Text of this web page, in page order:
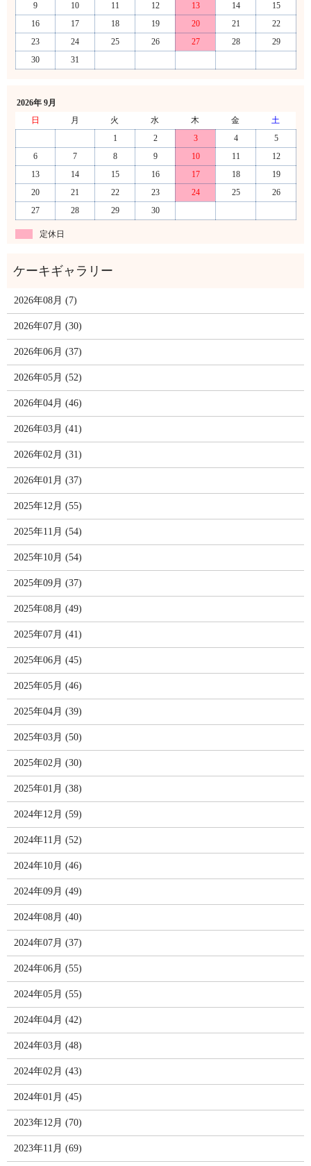
9
10 11 12 13 14
15
16
17 18 19 20 21
22
23
24 25 26 27 28
29
30
31
2026年 9月
日
月 火 水 木 金
土
1
2 3 4
5
6
7 8 9 10 11
12
13
14 15 16 17 18
19
20
21 22 23 24 25
26
27
28 29 30
定休日
2026年08月 (7)
2026年07月 (30)
2026年06月 (37)
2026年05月 (52)
2026年04月 (46)
2026年03月 (41)
2026年02月 (31)
2026年01月 (37)
2025年12月 (55)
2025年11月 (54)
2025年10月 (54)
2025年09月 (37)
2025年08月 (49)
2025年07月 (41)
2025年06月 (45)
2025年05月 (46)
2025年04月 (39)
2025年03月 (50)
2025年02月 (30)
2025年01月 (38)
2024年12月 (59)
2024年11月 (52)
2024年10月 (46)
2024年09月 (49)
2024年08月 (40)
2024年07月 (37)
2024年06月 (55)
2024年05月 (55)
2024年04月 (42)
2024年03月 (48)
2024年02月 (43)
2024年01月 (45)
2023年12月 (70)
2023年11月 (69)